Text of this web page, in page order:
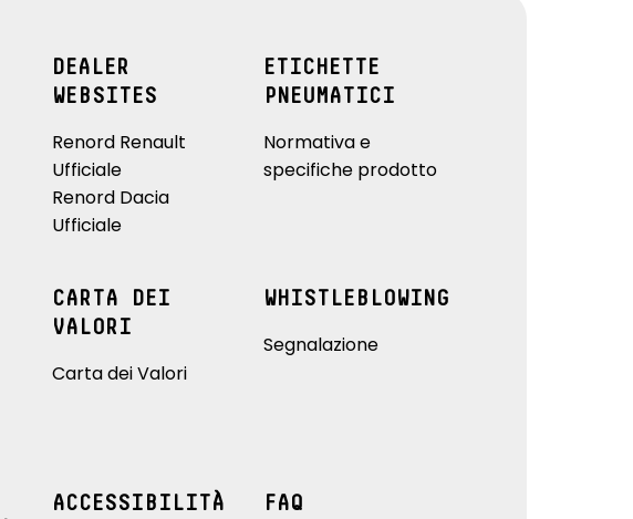
DEALER
WEBSITES
Renord Renault
Ufficiale
Renord Dacia
Ufficiale
ETICHETTE
PNEUMATICI
Normativa e
specifiche prodotto
CARTA DEI
VALORI
Carta dei Valori
WHISTLEBLOWING
Segnalazione
ACCESSIBILITÀ FAQ